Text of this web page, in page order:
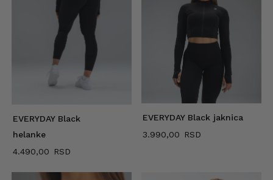
EVERYDAY Black
helanke
4.490,00
EVERYDAY Black jaknica
3.990,00